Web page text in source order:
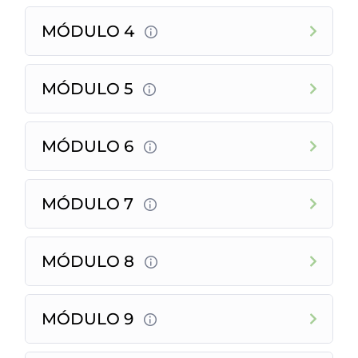
MÓDULO 4
MÓDULO 5
MÓDULO 6
MÓDULO 7
MÓDULO 8
MÓDULO 9